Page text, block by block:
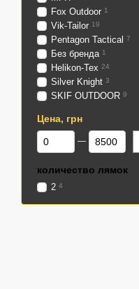
Fox Outdoor 1
Vik-Tailor 19
Pentagon Tactical 7
Без бренда 1
Helikon-Tex 24
Silver Knight 3
SKIF OUTDOOR 9
Цена, грн
От Цена, грн
До Цена, грн
количество лямок
2 4